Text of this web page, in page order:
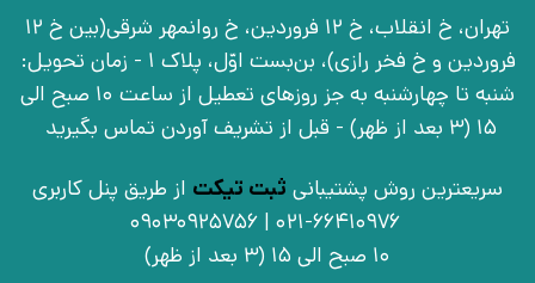
تهران، خ انقلاب، خ 12 فروردین، خ روانمهر شرقی(بین خ 12
فروردین و خ فخر رازی)، بن‌بست اوّل، پلاک 1 - زمان تحویل:
شنبه تا چهارشنبه به جز روزهای تعطیل از ساعت 10 صبح الی
15 (3 بعد از ظهر) - قبل از تشریف آوردن تماس بگیرید
سریعترین روش پشتیبانی ثبت تیکت از طریق پنل کاربری
021-66410976 | 09030925756
10 صبح الی 15 (3 بعد از ظهر)